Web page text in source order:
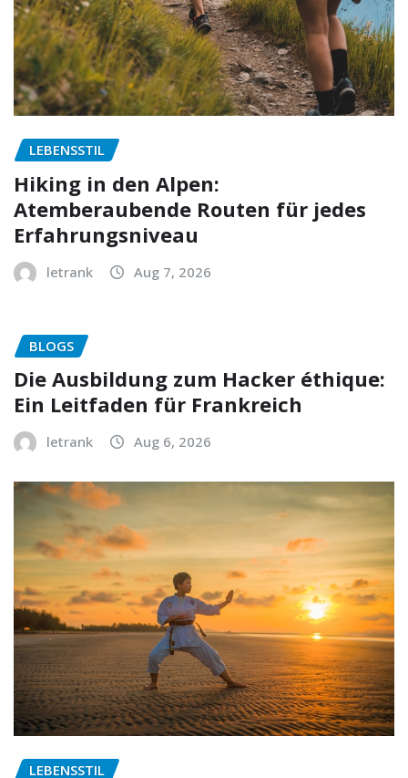
LEBENSSTIL
Hiking in den Alpen:
Atemberaubende Routen für jedes
Erfahrungsniveau
letrank Aug 7, 2026
BLOGS
Die Ausbildung zum Hacker éthique:
Ein Leitfaden für Frankreich
letrank Aug 6, 2026
LEBENSSTIL